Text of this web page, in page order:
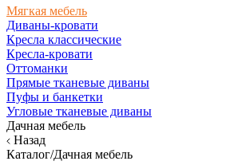
Мягкая мебель
Диваны-кровати
Кресла классические
Кресла-кровати
Оттоманки
Прямые тканевые диваны
Пуфы и банкетки
Угловые тканевые диваны
Дачная мебель
Назад
Каталог/Дачная мебель